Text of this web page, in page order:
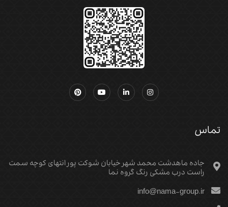
تماس
جاده ماهدشت محمد شهر خیابان شوکت پور انتهای کوچه سمت
راست درب مشکی رنگ گروه نما
info@nama-group.ir